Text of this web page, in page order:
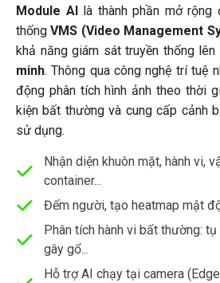
Module AI
là thành phần mở
thốngVMS (Video Management
khả năng giám sát truyền thống lên
minh. Thông qua công nghệ trí tuệ
động phân tích hình ảnh theo thời
kiện bất thường và cung cấp cảnh
sử dụng.
Nhận diện khuôn mặt, hành vi,
container...
Đếm người, tạo heatmap mật
Phân tích hành vi bất thường:
gây gổ...
Hỗ trợ AI chạy tại camera